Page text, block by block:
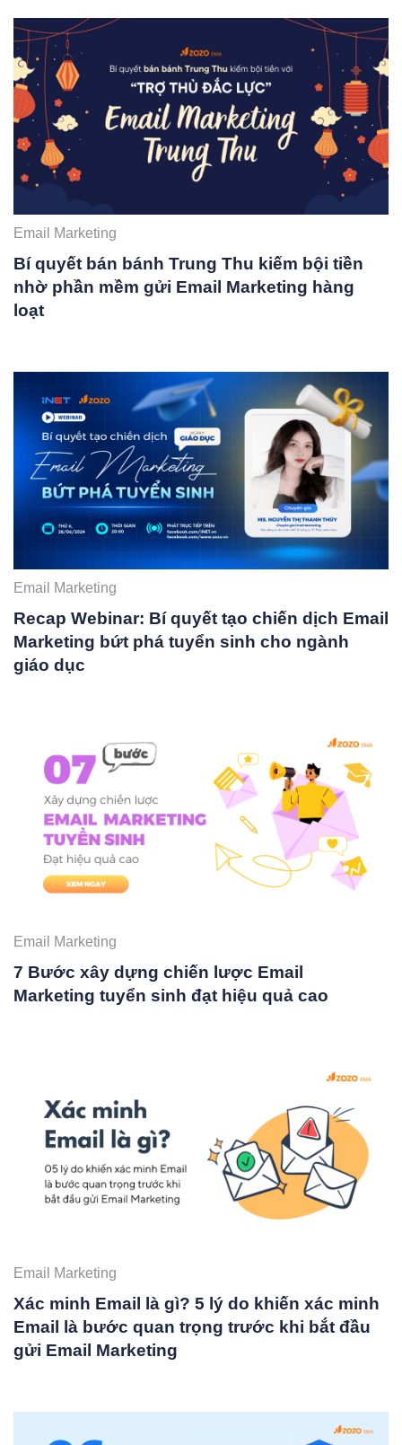
Email Marketing
Bí quyết bán bánh Trung Thu kiếm bội tiền
nhờ phần mềm gửi Email Marketing hàng
loạt
Email Marketing
Recap Webinar: Bí quyết tạo chiến dịch Email
Marketing bứt phá tuyển sinh cho ngành
giáo dục
Email Marketing
7 Bước xây dựng chiến lược Email
Marketing tuyển sinh đạt hiệu quả cao
Email Marketing
Xác minh Email là gì? 5 lý do khiến xác minh
Email là bước quan trọng trước khi bắt đầu
gửi Email Marketing